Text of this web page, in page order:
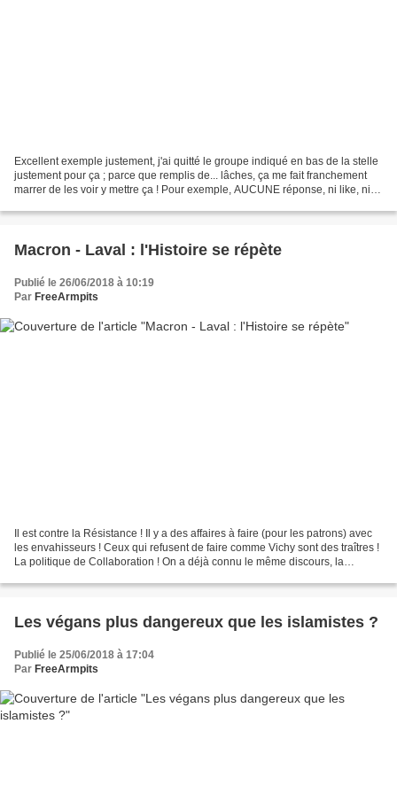
Excellent exemple justement, j'ai quitté le groupe indiqué en bas de la stelle
justement pour ça ; parce que remplis de... lâches, ça me fait franchement
marrer de les voir y mettre ça ! Pour exemple, AUCUNE réponse, ni like, ni
Macron - Laval : l'Histoire se répète
Publié le 26/06/2018 à 10:19
Par FreeArmpits
Il est contre la Résistance ! Il y a des affaires à faire (pour les patrons) avec
les envahisseurs ! Ceux qui refusent de faire comme Vichy sont des traîtres !
La politique de Collaboration ! On a déjà connu le même discours, la
Les végans plus dangereux que les islamistes ?
Publié le 25/06/2018 à 17:04
Par FreeArmpits